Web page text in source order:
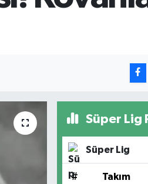
Süper Lig
Süper Lig
# Takım